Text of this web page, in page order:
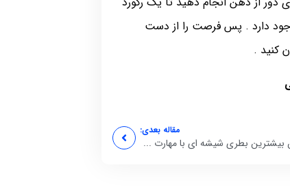
دارد . پس فرصت را از دست
کنید .
مقاله بعدی:
بطری شیشه ای با مهارت ...